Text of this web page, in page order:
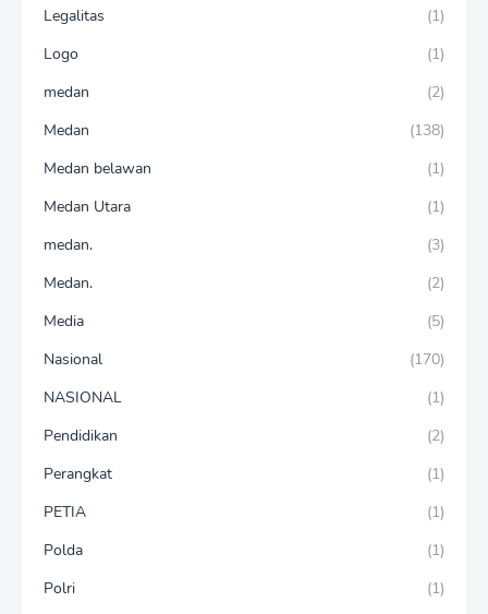
Legalitas
(1)
Logo
(1)
medan
(2)
Medan
(138)
Medan belawan
(1)
Medan Utara
(1)
medan.
(3)
Medan.
(2)
Media
(5)
Nasional
(170)
NASIONAL
(1)
Pendidikan
(2)
Perangkat
(1)
PETIA
(1)
Polda
(1)
Polri
(1)